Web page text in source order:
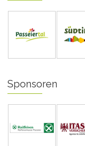
Sponsoren